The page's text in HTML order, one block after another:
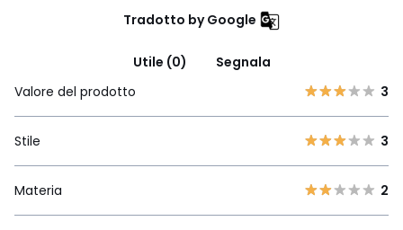
Tradotto by Google
Utile (0)
Segnala
Valore del prodotto
3
Stile 3
Materia 2